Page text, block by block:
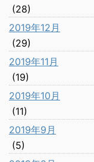
(28)
2019年12月
(29)
2019年11月
(19)
2019年10月
(11)
2019年9月
(5)